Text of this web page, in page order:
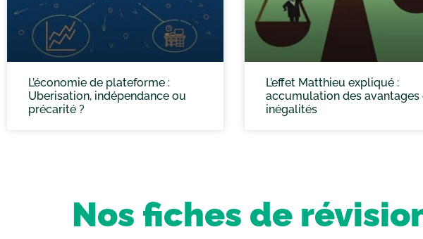
L’économie de plateforme :
Uberisation, indépendance ou
précarité ?
L’effet Matthieu expliqué :
accumulation des avantages
inégalités
Nos fiches de